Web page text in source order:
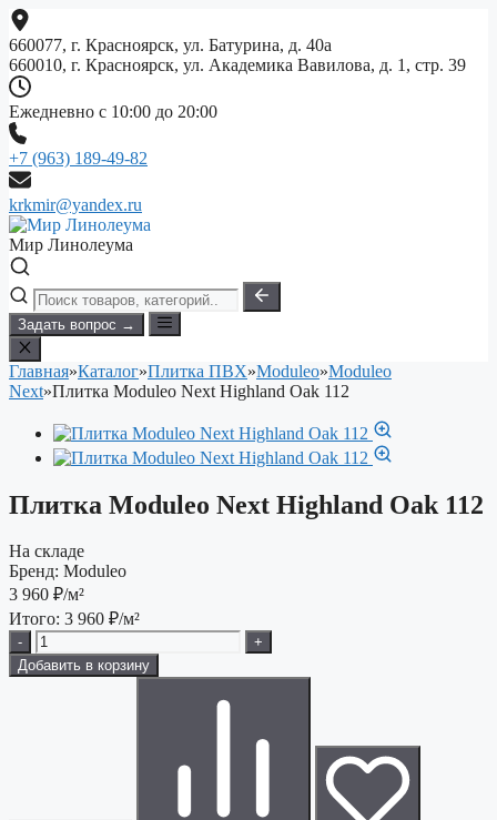
Перейти
к
содержимому
660077, г. Красноярск, ул. Батурина, д. 40а
660010, г. Красноярск, ул. Академика Вавилова, д. 1, стр. 39
Ежедневно с 10:00 до 20:00
+7 (963) 189-49-82
krkmir@yandex.ru
Мир Линолеума
Задать вопрос →
Главная»Каталог»Плитка ПВХ»Moduleo»Moduleo
Next»Плитка Moduleo Next Highland Oak 112
Плитка Moduleo Next Highland Oak 112
На складе
Бренд: Moduleo
3 960 ₽/м²
Итого: 3 960 ₽/м²
-
+
Добавить в корзину